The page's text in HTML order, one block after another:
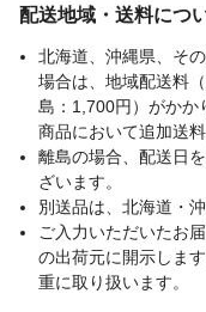
お
【ズレにくい強化ゴ
ムバンド採用】
四
採
す
に
の
【エアコンとの併用
でさらに効果UP】
そ
配送地域・送料につ
北海道、沖縄県、そ
場合は、地域配送料
島：1,700円）がかか
商品において追加送
離島の場合、配送日
ざいます。
別送品は、北海道・
ご入力いただいたお
の出荷元に開示しま
重に取り扱います。